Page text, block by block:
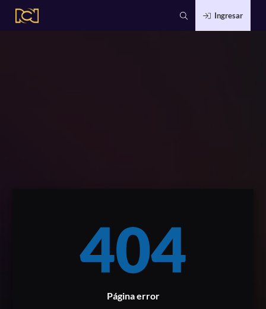
Ingresar
404
Página error